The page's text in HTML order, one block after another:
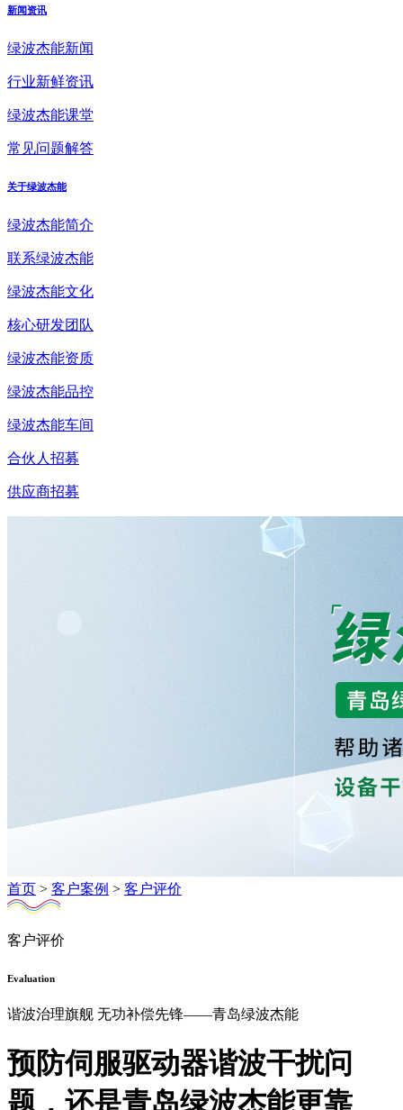
新闻资讯
绿波杰能新闻
行业新鲜资讯
绿波杰能课堂
常见问题解答
关于绿波杰能
绿波杰能简介
联系绿波杰能
绿波杰能文化
核心研发团队
绿波杰能资质
绿波杰能品控
绿波杰能车间
合伙人招募
供应商招募
首页 > 客户案例 > 客户评价
客户评价
Evaluation
谐波治理旗舰 无功补偿先锋——青岛绿波杰能
预防伺服驱动器谐波干扰问
题，还是青岛绿波杰能更靠